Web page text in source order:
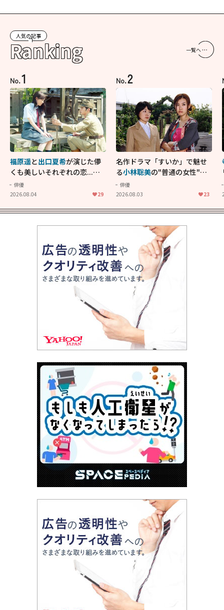
人気の記事
Ranking 一覧へ
No.1
福原遥と出口夏希が演じた儚
くも美しいそれぞれの恋...生
きることの尊さを教えてくれ
た映画「あの花が咲く丘で、
俳優
2026.08.04
29
No.2
名作ドラマ「すいか」で魅せ
る小林聡美の"普通の女性"が
大人に刺さる...映画「かもめ
食堂」にも通じる静かな芝居
俳優
2026.08.03
23